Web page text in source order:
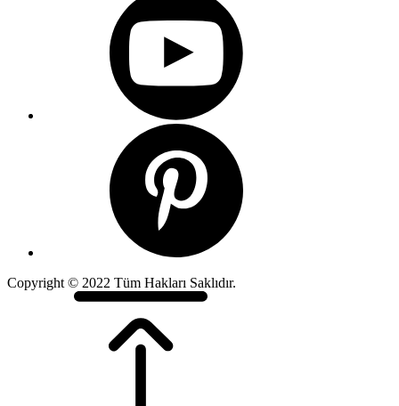
Copyright © 2022 Tüm Hakları Saklıdır.